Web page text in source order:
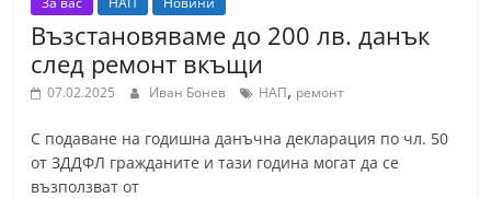
Възстановяваме до 200 лв. данък
след ремонт вкъщи
07.02.2025 Иван Бонев НАП, ремонт
С подаване на годишна данъчна декларация по чл. 50
от ЗДДФЛ гражданите и тази година могат да се
възползват от